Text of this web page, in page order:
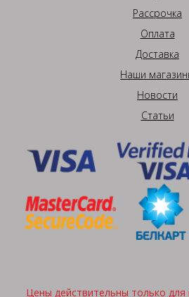
Рассрочка
Оплата
Доставка
Наши
Новости
Статьи
Цены действительны только для